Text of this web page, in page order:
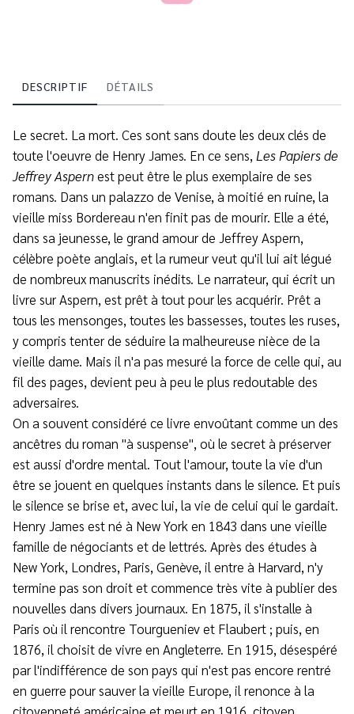
DESCRIPTIF DÉTAILS
Le secret. La mort. Ces sont sans doute les deux clés de
toute l'oeuvre de Henry James. En ce sens, Les Papiers de
Jeffrey Aspernest peut être le plus exemplaire de ses
romans. Dans un palazzo de Venise, à moitié en ruine, la
vieille miss Bordereau n'en finit pas de mourir. Elle a été,
dans sa jeunesse, le grand amour de Jeffrey Aspern,
célèbre poète anglais, et la rumeur veut qu'il lui ait légué
de nombreux manuscrits inédits. Le narrateur, qui écrit un
livre sur Aspern, est prêt à tout pour les acquérir. Prêt a
tous les mensonges, toutes les bassesses, toutes les ruses,
y compris tenter de séduire la malheureuse nièce de la
vieille dame. Mais il n'a pas mesuré la force de celle qui, au
fil des pages, devient peu à peu le plus redoutable des
adversaires.
On a souvent considéré ce livre envoûtant comme un des
ancêtres du roman "à suspense", où le secret à préserver
est aussi d'ordre mental. Tout l'amour, toute la vie d'un
être se jouent en quelques instants dans le silence. Et puis
le silence se brise et, avec lui, la vie de celui qui le gardait.
Henry James est né à New York en 1843 dans une vieille
famille de négociants et de lettrés. Après des études à
New York, Londres, Paris, Genève, il entre à Harvard, n'y
termine pas son droit et commence très vite à publier des
nouvelles dans divers journaux. En 1875, il s'installe à
Paris où il rencontre Tourgueniev et Flaubert ; puis, en
1876, il choisit de vivre en Angleterre. En 1915, désespéré
par l'indifférence de son pays qui n'est pas encore rentré
en guerre pour sauver la vieille Europe, il renonce à la